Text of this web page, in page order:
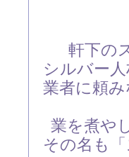
軒下の
シルバー
業者に頼
業を煮や
その名も